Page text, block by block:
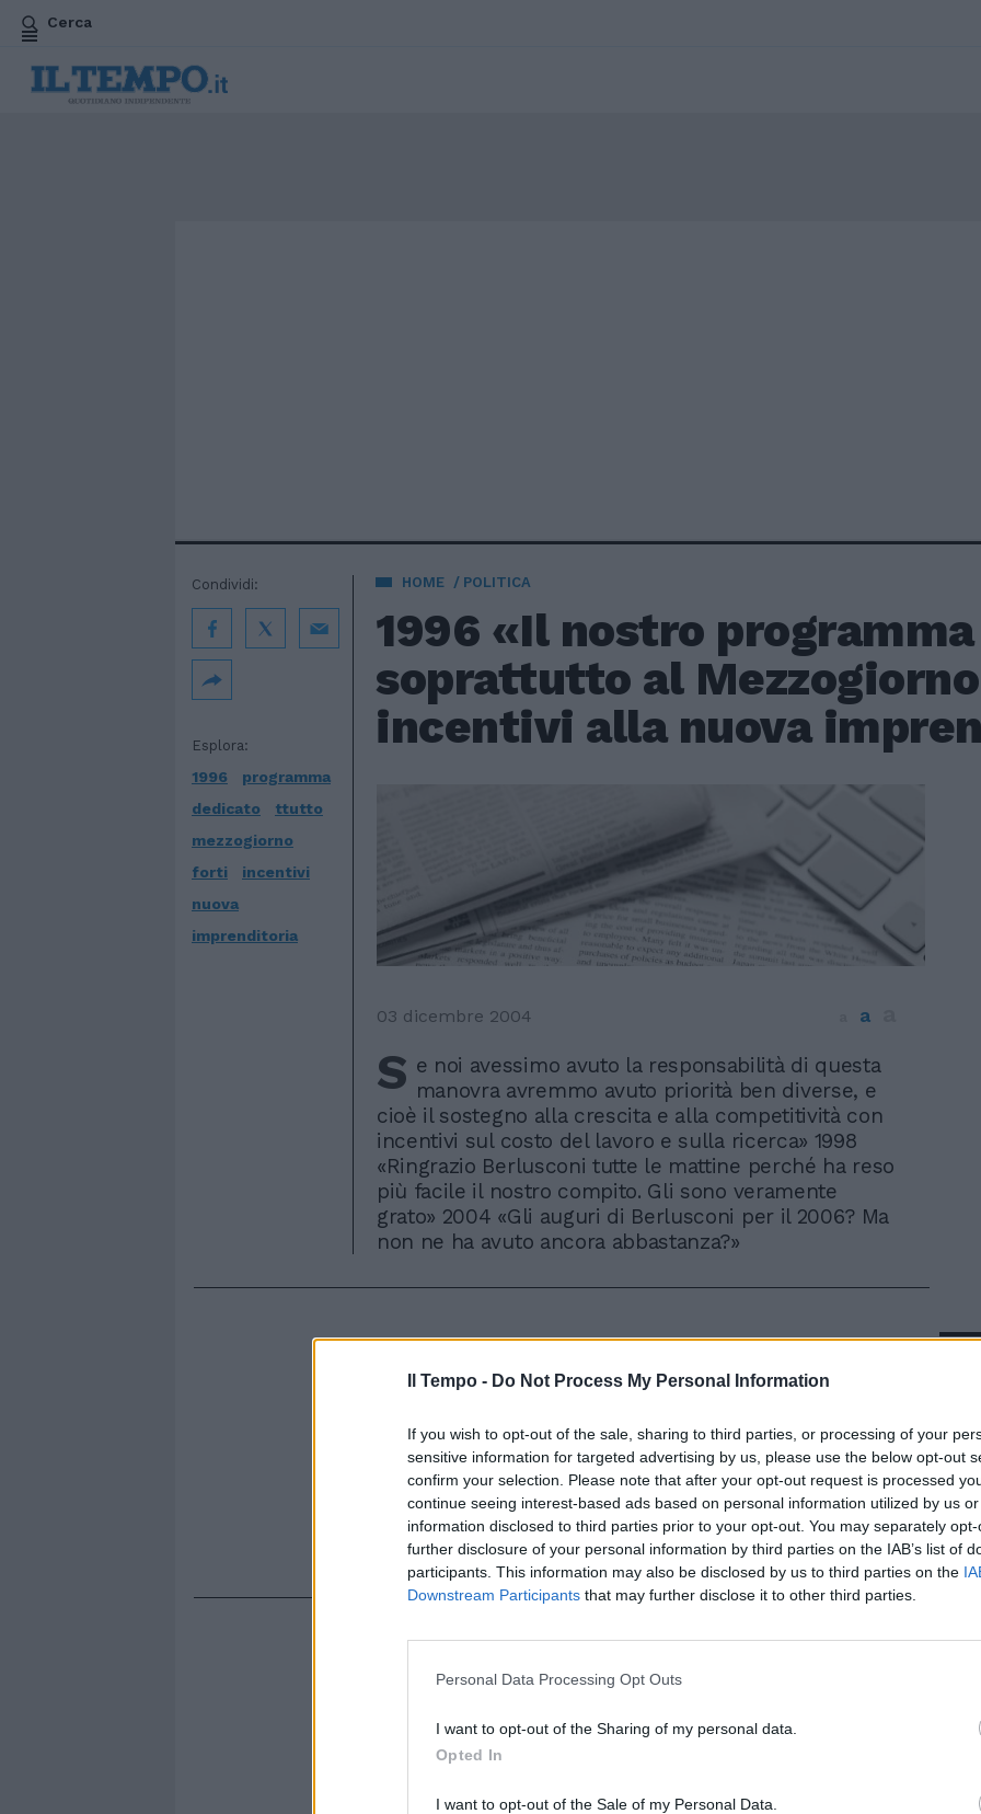
Il Tempo - Do Not Process My Personal Information
If you wish to opt-out of the sale, sharing to third parties, or processing of your
sensitive information for targeted advertising by us, please use the below opt-out
confirm your selection. Please note that after your opt-out request is processed
continue seeing interest-based ads based on personal information utilized by us
information disclosed to third parties prior to your opt-out. You may separately
further disclosure of your personal information by third parties on the IAB’s list of
participants. This information may also be disclosed by us to third parties on the
Downstream Participants that may further disclose it to other third parties.
Personal Data Processing Opt Outs
I want to opt-out of the Sharing of my personal data.
Opted In
I want to opt-out of the Sale of my Personal Data.
Cerca
HOME POLITICA
1996 «Il nostro
soprattutto al
incentivi alla nuova
Esplora:
1996
programma
dedicato
ttutto
mezzogiorno
forti
incentivi
nuova
imprenditoria
Condividi:
03 dicembre 2004 a
S e noi avessimo avuto la responsabilità di questa
manovra avremmo avuto priorità ben diverse, e
cioè il sostegno alla crescita e alla competitività con
incentivi sul costo del lavoro e sulla ricerca» 1998
«Ringrazio Berlusconi tutte le mattine perché ha reso
più facile il nostro compito. Gli sono veramente
grato» 2004 «Gli auguri di Berlusconi per il 2006? Ma
non ne ha avuto ancora abbastanza?»
Rudy Giuliani a Come States?
Trump, Meloni e la strategia
americana